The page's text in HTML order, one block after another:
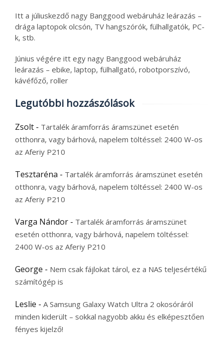
Itt a júliuskezdő nagy Banggood webáruház leárazás –
drága laptopok olcsón, TV hangszórók, fülhallgatók, PC-
k, stb.
Június végére itt egy nagy Banggood webáruház
leárazás – ebike, laptop, fülhallgató, robotporszívó,
kávéfőző, roller
Legutóbbi hozzászólások
Zsolt - Tartalék áramforrás áramszünet esetén
otthonra, vagy bárhová, napelem töltéssel: 2400 W-os
az Aferiy P210
Tesztaréna - Tartalék áramforrás áramszünet esetén
otthonra, vagy bárhová, napelem töltéssel: 2400 W-os
az Aferiy P210
Varga Nándor - Tartalék áramforrás áramszünet
esetén otthonra, vagy bárhová, napelem töltéssel:
2400 W-os az Aferiy P210
George - Nem csak fájlokat tárol, ez a NAS teljesértékű
számítógép is
Leslie - A Samsung Galaxy Watch Ultra 2 okosóráról
minden kiderült – sokkal nagyobb akku és elképesztően
fényes kijelző!